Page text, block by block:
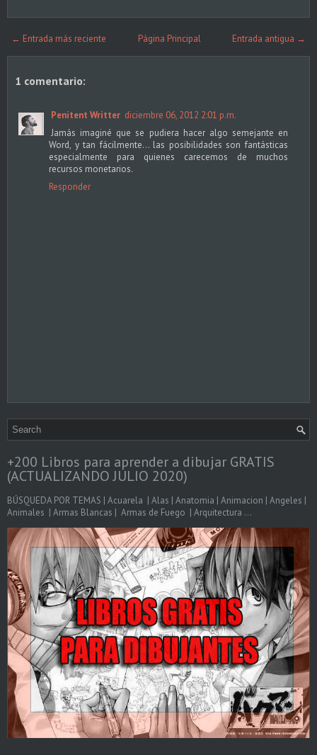
← Entrada más reciente Entrada antigua →
Página Principal
1 comentario:
Penitent Writter diciembre 06, 2012 2:01 p.m.
Jamás imaginé que se pudiera hacer algo semejante en
Word, y tan fácilmente... las posibilidades son fantásticas
especialmente para quienes carecemos de muchos
recursos monetarios.
Responder
+200 Libros para aprender a dibujar GRATIS
(ACTUALIZANDO JULIO 2020)
BÚSQUEDA POR TEMAS | Acuarela | Alas | Anatomia | Animacion | Angeles |
Animales | Armas Blancas | Armas de Fuego | Arquitectura ...